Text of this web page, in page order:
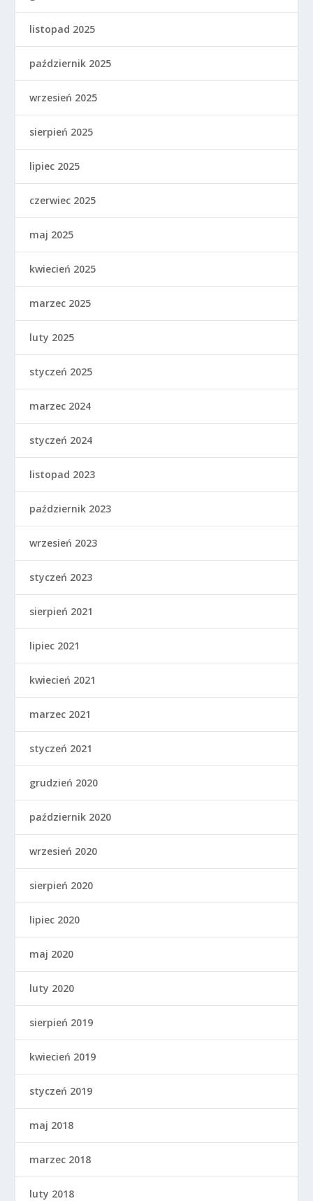
listopad 2025
październik 2025
wrzesień 2025
sierpień 2025
lipiec 2025
czerwiec 2025
maj 2025
kwiecień 2025
marzec 2025
luty 2025
styczeń 2025
marzec 2024
styczeń 2024
listopad 2023
październik 2023
wrzesień 2023
styczeń 2023
sierpień 2021
lipiec 2021
kwiecień 2021
marzec 2021
styczeń 2021
grudzień 2020
październik 2020
wrzesień 2020
sierpień 2020
lipiec 2020
maj 2020
luty 2020
sierpień 2019
kwiecień 2019
styczeń 2019
maj 2018
marzec 2018
luty 2018